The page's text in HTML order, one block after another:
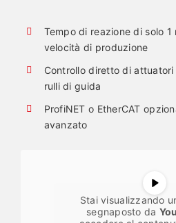
Tempo di reazione di solo 1
velocità di produzione
Controllo diretto di
rulli di guida
ProfiNET o EtherCAT
avanzato
Stai visualizzando
segnaposto da